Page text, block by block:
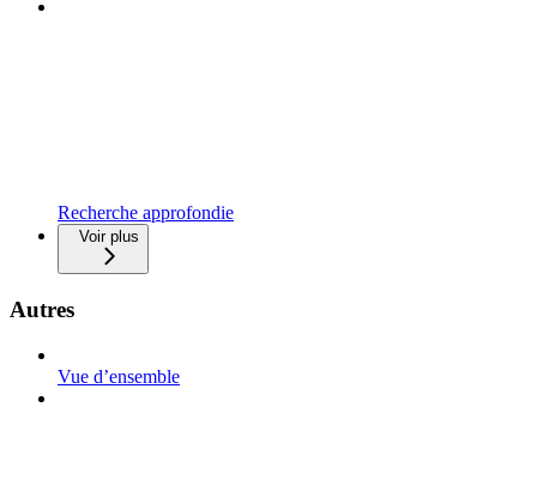
Recherche approfondie
Voir plus
Autres
Vue d’ensemble